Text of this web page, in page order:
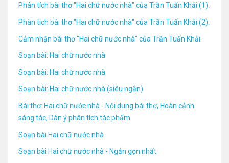
Phân tích bài thơ "Hai chữ nước nhà" của Trần Tuấn Khải (1).
Phân tích bài thơ "Hai chữ nước nhà" của Trần Tuấn Khải (2).
Cảm nhận bài thơ "Hai chữ nước nhà" của Trần Tuấn Khải.
Soạn bài: Hai chữ nước nhà
Soạn bài: Hai chữ nước nhà
Soạn bài: Hai chữ nước nhà (siêu ngắn)
Bài thơ: Hai chữ nước nhà - Nội dung bài thơ, Hoàn cảnh
sáng tác, Dàn ý phân tích tác phẩm
Soạn bài Hai chữ nước nhà
Soạn bài Hai chữ nước nhà - Ngắn gọn nhất